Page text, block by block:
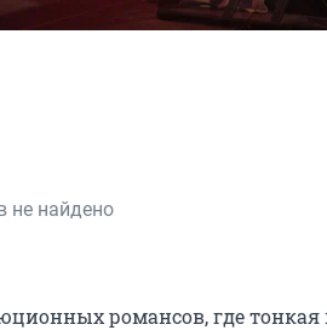
не найдено
романсов, где